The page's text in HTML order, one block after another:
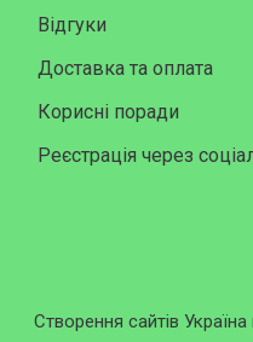
Відгуки
Доставка та оплата
Корисні поради
Реєстрація через
Створення сайтів